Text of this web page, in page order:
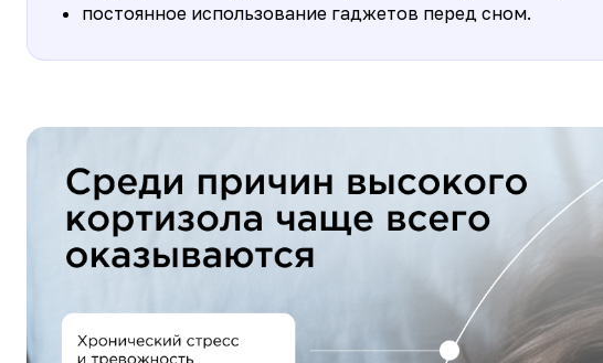
постоянное использование гаджетов перед сном.